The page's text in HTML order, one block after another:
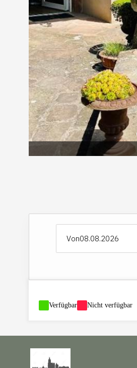
Von
Verfügbar Nicht verfügbar